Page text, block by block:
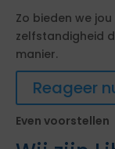
Zo bieden we
zelfstandigheid
manier.
Reageer
Even voorstellen